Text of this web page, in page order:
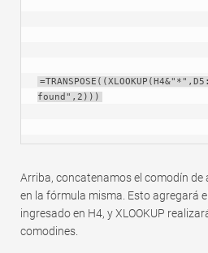
found",2)))
Arriba, concatenamos el comodín de
en la fórmula misma. Esto agregará
ingresado en H4, y XLOOKUP
comodines.